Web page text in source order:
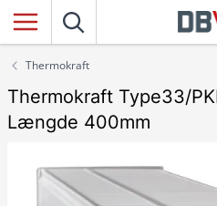
Thermokraft
Thermokraft Type33/
Længde 400mm